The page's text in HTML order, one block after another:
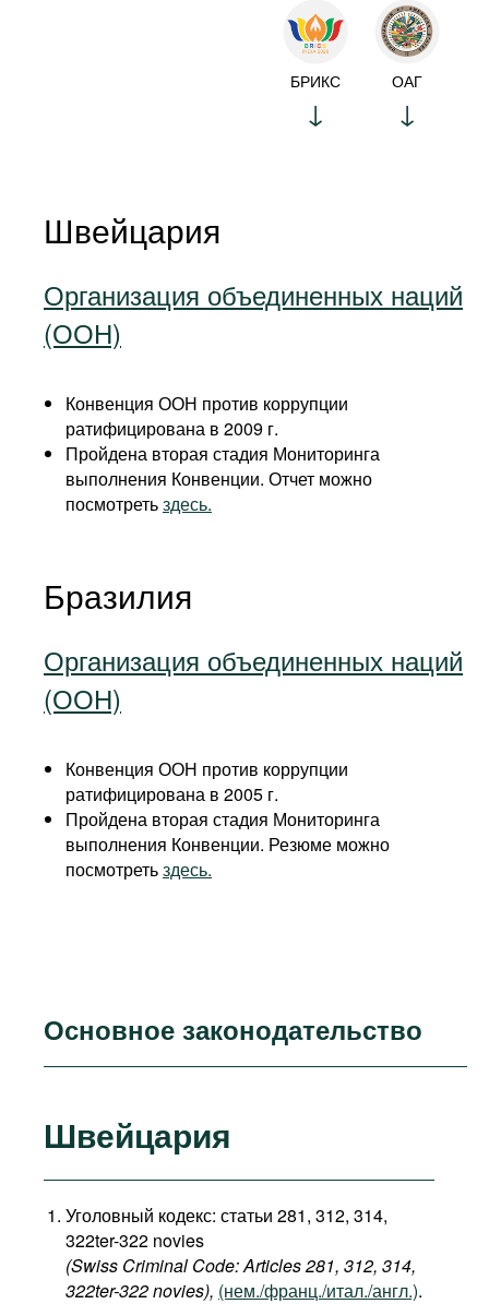
БРИКС ОАГ
Швейцария
Организация объединенных наций
(ООН)
Конвенция ООН против коррупции
ратифицирована в 2009 г.
Пройдена вторая стадия Мониторинга
выполнения Конвенции. Отчет можно
посмотретьздесь.
Бразилия
Организация объединенных наций
(ООН)
Конвенция ООН против коррупции
ратифицирована в 2005 г.
Пройдена вторая стадия Мониторинга
выполнения Конвенции. Резюме можно
посмотретьздесь.
Основное законодательство
Швейцария
Уголовный кодекс: статьи 281, 312, 314,
322ter-322 novies
(Swiss Criminal Code: Articles 281, 312, 314,
322ter-322 novies), (нем./франц./итал./англ.).